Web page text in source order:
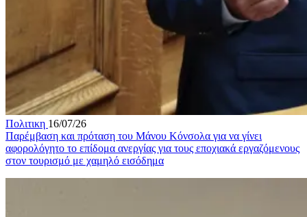
Πολιτικη 16/07/26
Παρέμβαση και πρόταση του Μάνου Κόνσολα για να γίνει
αφορολόγητο το επίδομα ανεργίας για τους εποχιακά εργαζόμενους
στον τουρισμό με χαμηλό εισόδημα